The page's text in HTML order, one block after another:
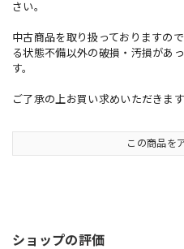
さい。
中古商品を取り扱っておりますの
る状態不備以外の破損・汚損があ
す。
ご了承の上お買い求めいただきま
この商品を
ショップの評価